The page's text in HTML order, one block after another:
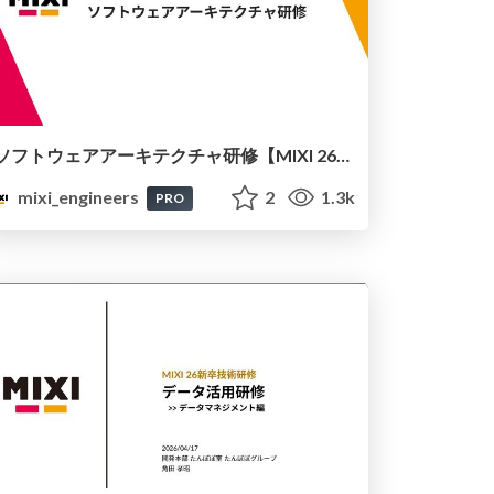
ソフトウェアアーキテクチャ研修【MIXI 26新卒技術研修】
mixi_engineers
PRO 2 1.3k